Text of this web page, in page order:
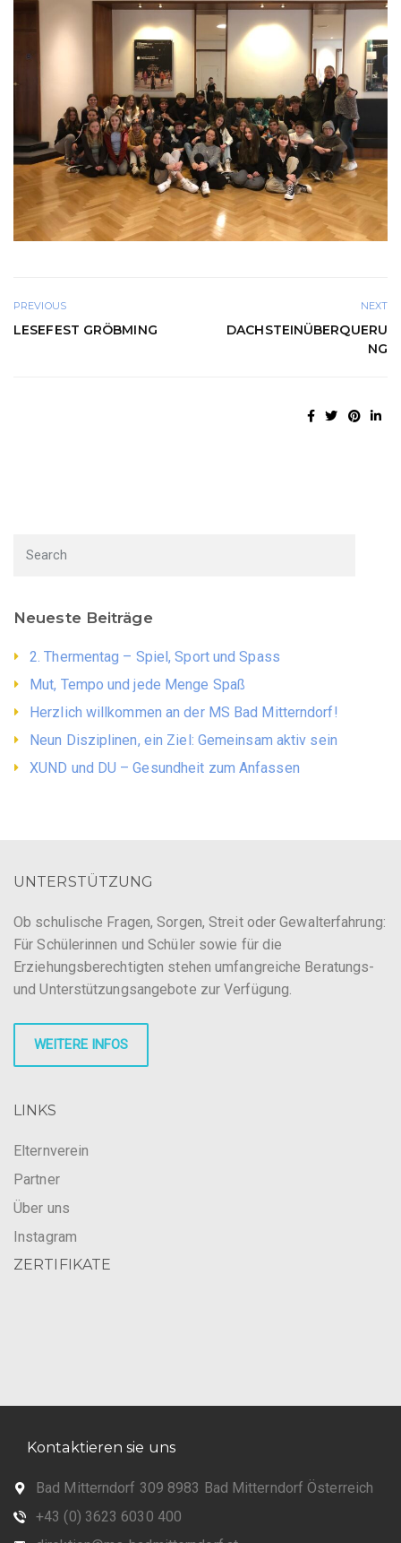
PREVIOUS
LESEFEST GRÖBMING
NEXT
DACHSTEINÜBERQUERU
NG
Neueste Beiträge
2. Thermentag – Spiel, Sport und Spass
Mut, Tempo und jede Menge Spaß
Herzlich willkommen an der MS Bad Mitterndorf!
Neun Disziplinen, ein Ziel: Gemeinsam aktiv sein
XUND und DU – Gesundheit zum Anfassen
UNTERSTÜTZUNG
Ob schulische Fragen, Sorgen, Streit oder Gewalterfahrung:
Für Schülerinnen und Schüler sowie für die
Erziehungsberechtigten stehen umfangreiche Beratungs-
und Unterstützungsangebote zur Verfügung.
WEITERE INFOS
LINKS
Elternverein
Partner
Über uns
Instagram
ZERTIFIKATE
Kontaktieren sie uns
Bad Mitterndorf 309 8983 Bad Mitterndorf Österreich
+43 (0) 3623 6030 400